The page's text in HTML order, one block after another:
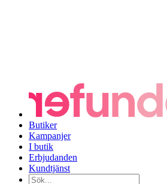
Butiker
Kampanjer
I butik
Erbjudanden
Kundtjänst
Sök...